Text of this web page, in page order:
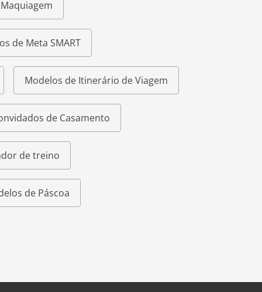
de Meta SMART
Modelos de Itinerário de Viagem
de Casamento
de treino
de Páscoa